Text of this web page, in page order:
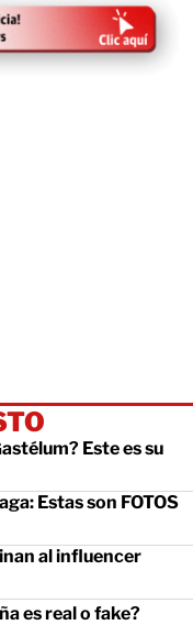
Este es su
Estas son FOTOS
al influencer
es real o fake?